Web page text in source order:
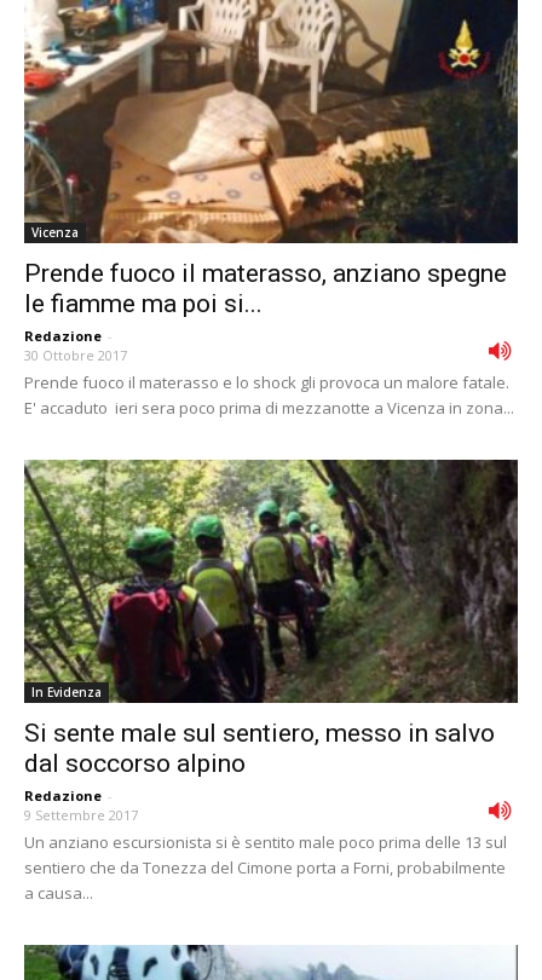
Vicenza
Prende fuoco il materasso, anziano spegne
le fiamme ma poi si...
Redazione -
30 Ottobre 2017
Prende fuoco il materasso e lo shock gli provoca un malore fatale.
E' accaduto ieri sera poco prima di mezzanotte a Vicenza in zona...
In Evidenza
Si sente male sul sentiero, messo in salvo
dal soccorso alpino
Redazione -
9 Settembre 2017
Un anziano escursionista si è sentito male poco prima delle 13 sul
sentiero che da Tonezza del Cimone porta a Forni, probabilmente
a causa...